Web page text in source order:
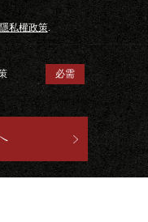
隱私權政策.
必需